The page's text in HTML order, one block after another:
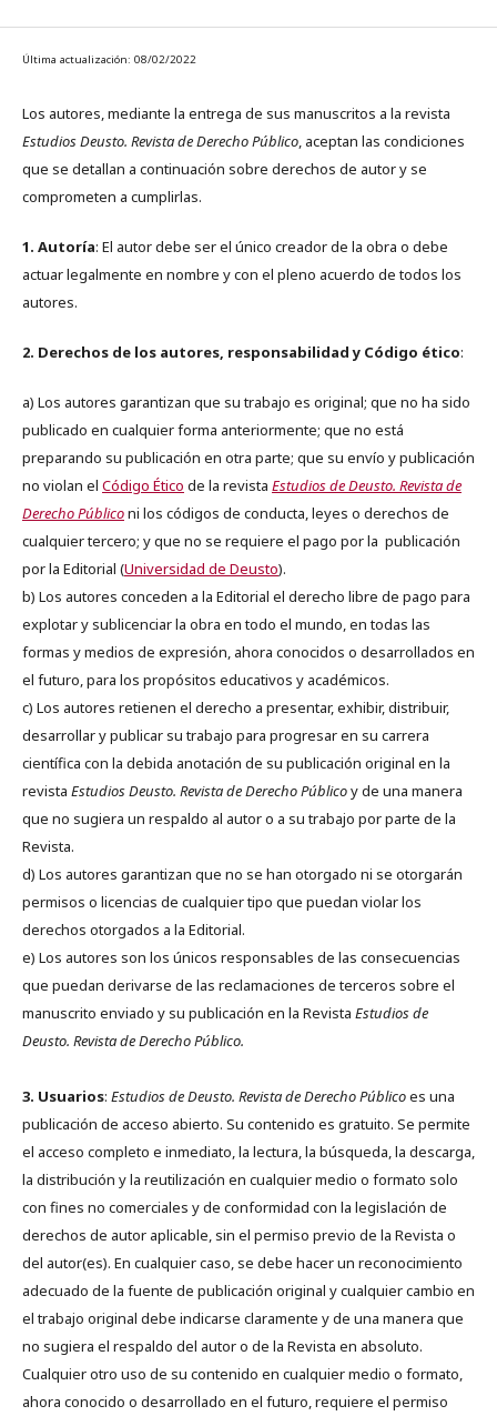
Última actualización: 08/02/2022
Los autores, mediante la entrega de sus manuscritos a la revista
Estudios Deusto. Revista de Derecho Público, aceptan las condiciones
que se detallan a continuación sobre derechos de autor y se
comprometen a cumplirlas.
1. Autoría: El autor debe ser el único creador de la obra o debe
actuar legalmente en nombre y con el pleno acuerdo de todos los
autores.
2. Derechos de los autores, responsabilidad y Código ético:
a) Los autores garantizan que su trabajo es original; que no ha sido
publicado en cualquier forma anteriormente; que no está
preparando su publicación en otra parte; que su envío y publicación
no violan el Código Ético de la revista Estudios de Deusto. Revista de
Derecho Públiconi los códigos de conducta, leyes o derechos de
cualquier tercero; y que no se requiere el pago por la publicación
por la Editorial (Universidad de Deusto).
b) Los autores conceden a la Editorial el derecho libre de pago para
explotar y sublicenciar la obra en todo el mundo, en todas las
formas y medios de expresión, ahora conocidos o desarrollados en
el futuro, para los propósitos educativos y académicos.
c) Los autores retienen el derecho a presentar, exhibir, distribuir,
desarrollar y publicar su trabajo para progresar en su carrera
científica con la debida anotación de su publicación original en la
revista Estudios Deusto. Revista de Derecho Públicoy de una manera
que no sugiera un respaldo al autor o a su trabajo por parte de la
Revista.
d) Los autores garantizan que no se han otorgado ni se otorgarán
permisos o licencias de cualquier tipo que puedan violar los
derechos otorgados a la Editorial.
e) Los autores son los únicos responsables de las consecuencias
que puedan derivarse de las reclamaciones de terceros sobre el
manuscrito enviado y su publicación en la Revista Estudios de
Deusto. Revista de Derecho Público.
3. Usuarios: Estudios de Deusto. Revista de Derecho Públicoes una
publicación de acceso abierto. Su contenido es gratuito. Se permite
el acceso completo e inmediato, la lectura, la búsqueda, la descarga,
la distribución y la reutilización en cualquier medio o formato solo
con fines no comerciales y de conformidad con la legislación de
derechos de autor aplicable, sin el permiso previo de la Revista o
del autor(es). En cualquier caso, se debe hacer un reconocimiento
adecuado de la fuente de publicación original y cualquier cambio en
el trabajo original debe indicarse claramente y de una manera que
no sugiera el respaldo del autor o de la Revista en absoluto.
Cualquier otro uso de su contenido en cualquier medio o formato,
ahora conocido o desarrollado en el futuro, requiere el permiso